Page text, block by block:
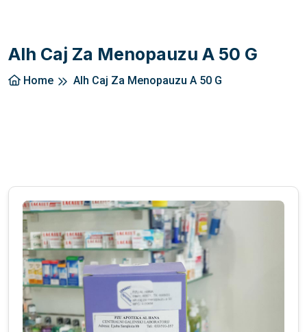
Alh Caj Za Menopauzu A 50 G
Home Alh Caj Za Menopauzu A 50 G